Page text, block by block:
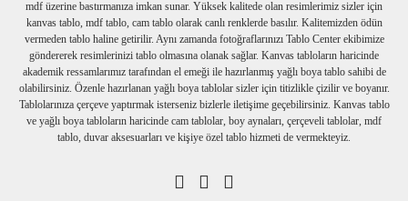
mdf üzerine bastırmanıza imkan sunar. Yüksek kalitede olan resimlerimiz sizler için
kanvas tablo, mdf tablo, cam tablo olarak canlı renklerde basılır. Kalitemizden ödün
vermeden tablo haline getirilir. Aynı zamanda fotoğraflarınızı Tablo Center ekibimize
göndererek resimlerinizi tablo olmasına olanak sağlar. Kanvas tabloların haricinde
akademik ressamlarımız tarafından el emeği ile hazırlanmış yağlı boya tablo sahibi de
olabilirsiniz. Özenle hazırlanan yağlı boya tablolar sizler için titizlikle çizilir ve boyanır.
Tablolarınıza çerçeve yaptırmak isterseniz bizlerle iletişime geçebilirsiniz. Kanvas tablo
ve yağlı boya tabloların haricinde cam tablolar, boy aynaları, çerçeveli tablolar, mdf
tablo, duvar aksesuarları ve kişiye özel tablo hizmeti de vermekteyiz.